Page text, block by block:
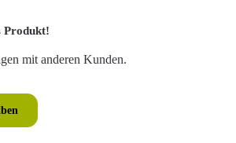
von 0 von 5 Sternen
Produkt!
mit anderen Kunden.